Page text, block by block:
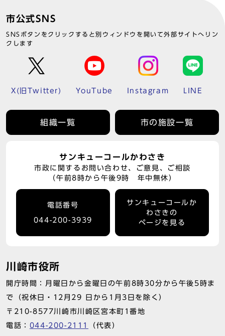
市公式SNS
SNSボタンをクリックすると別ウィンドウを開いて外部サイトへリン
クします
X(旧Twitter) YouTube Instagram LINE
組織一覧 市の施設一覧
サンキューコールかわさき
市政に関するお問い合わせ、ご意見、ご相談
（午前8時から午後9時 年中無休）
電話番号
044-200-3939
サンキューコールか
わさきの
ページを見る
川崎市役所
開庁時間：月曜日から金曜日の午前8時30分から午後5時ま
で（祝休日・12月29 日から1月3日を除く）
〒210-8577川崎市川崎区宮本町1番地
電話： 044-200-2111 （代表）